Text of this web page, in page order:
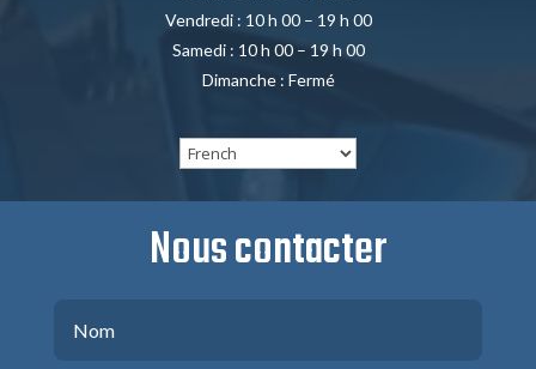
Vendredi : 10 h 00 – 19 h 00
Samedi : 10 h 00 – 19 h 00
Dimanche : Fermé
Nous contacter